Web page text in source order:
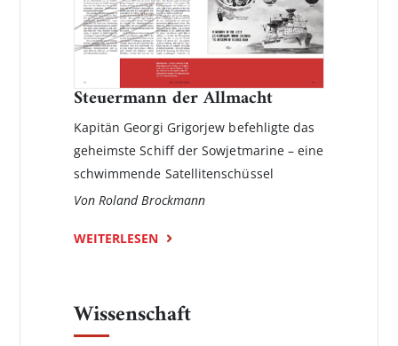
Steuermann der Allmacht
Kapitän Georgi Grigorjew befehligte das
geheimste Schiff der Sowjetmarine – eine
schwimmende Satellitenschüssel
Von Roland Brockmann
WEITERLESEN
Wissenschaft